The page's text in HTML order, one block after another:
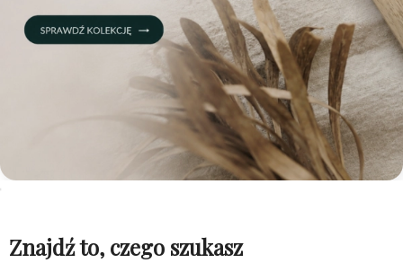
Znajdź to, czego szukasz